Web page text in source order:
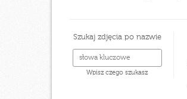
Szukaj zdjęcia po nazwie
Wpisz czego szukasz